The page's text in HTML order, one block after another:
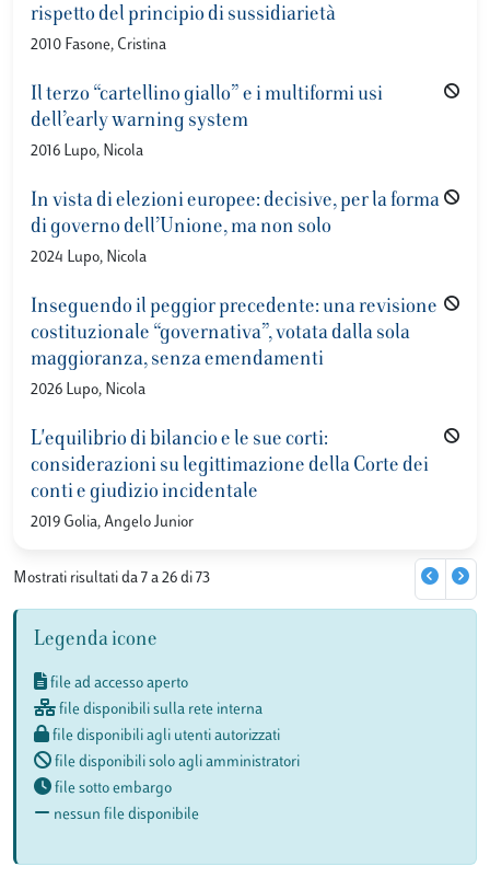
rispetto del principio di sussidiarietà
2010 Fasone, Cristina
Il terzo “cartellino giallo” e i multiformi usi
dell’early warning system
2016 Lupo, Nicola
In vista di elezioni europee: decisive, per la forma
di governo dell’Unione, ma non solo
2024 Lupo, Nicola
Inseguendo il peggior precedente: una revisione
costituzionale “governativa”, votata dalla sola
maggioranza, senza emendamenti
2026 Lupo, Nicola
L'equilibrio di bilancio e le sue corti:
considerazioni su legittimazione della Corte dei
conti e giudizio incidentale
2019 Golia, Angelo Junior
Mostrati risultati da 7 a 26 di 73
Legenda icone
file ad accesso aperto
file disponibili sulla rete interna
file disponibili agli utenti autorizzati
file disponibili solo agli amministratori
file sotto embargo
nessun file disponibile